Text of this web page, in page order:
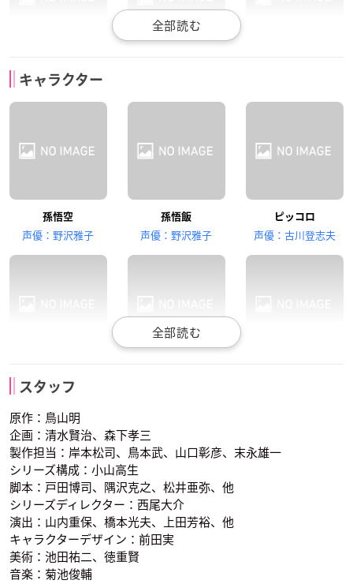
クリリン
飯塚昭三
ナッパ
古谷徹
ヤムチャ
鶴ひろみ
ブルマ
子
最長老 中尾隆聖
キャラクター
孫悟空
声優：野沢雅子
孫悟飯
声優：野沢雅子
ピッコロ
声優：古川登志夫
声優：田中真弓
ナッパ
声優： 飯塚昭三
ヤムチャ
声優： 古谷徹
スタッフ
原作：鳥山明
企画：清水賢治、森下孝三
製作担当：岸本松司、鳥本武、山口彰彦、末永雄一
シリーズ構成：小山高生
脚本：戸田博司、隅沢克之、松井亜弥、他
シリーズディレクター：西尾大介
演出：山内重保、橋本光夫、上田芳裕、他
キャラクターデザイン：前田実
美術：池田祐二、徳重賢
音楽：菊池俊輔